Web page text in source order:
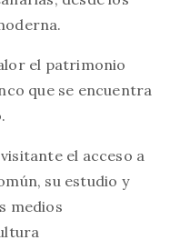
el patrimonio
que se encuentra
el acceso a
su estudio y
medios